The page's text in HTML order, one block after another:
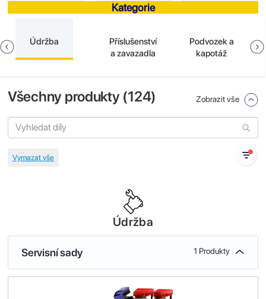
Kategorie
Údržba
Příslušenství
a zavazadla
Podvozek a
kapotáž
Všechny produkty (124) Zobrazit vše
Údržba
Servisní sady 1 Produkty